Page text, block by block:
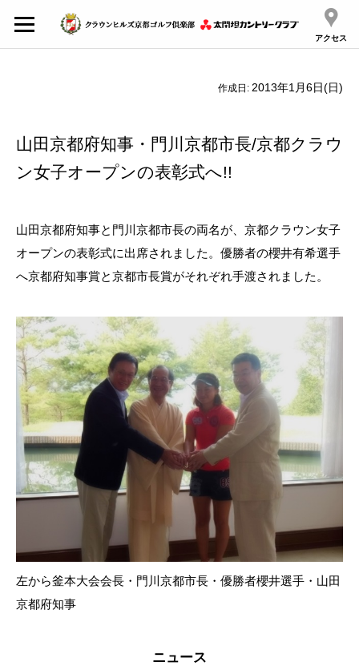
アクセス
作成日: 2013年1月6日(日)
山田京都府知事・門川京都市長/京都クラウ
ン女子オープンの表彰式へ!!
山田京都府知事と門川京都市長の両名が、京都クラウン女子
オープンの表彰式に出席されました。優勝者の櫻井有希選手
へ京都府知事賞と京都市長賞がそれぞれ手渡されました。
左から釜本大会会長・門川京都市長・優勝者櫻井選手・山田
京都府知事
ニュース